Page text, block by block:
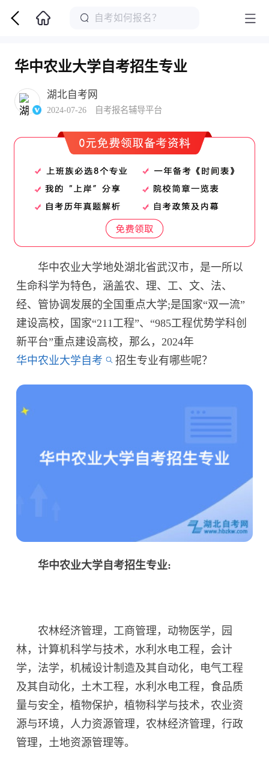
华中农业大学自考招生专业
湖北自考网
2024-07-26 自考报名辅导平台
华中农业大学地处湖北省武汉市，是一所以
生命科学为特色，涵盖农、理、工、文、法、
经、管协调发展的全国重点大学;是国家“双一流”
建设高校，国家“211工程”、“985工程优势学科创
新平台”重点建设高校，那么，2024年
华中农业大学自考
招生专业有哪些呢？
华中农业大学自考招生专业:
农林经济管理，工商管理，动物医学，园
林，计算机科学与技术，水利水电工程，会计
学，法学，机械设计制造及其自动化，电气工程
及其自动化，土木工程，水利水电工程，食品质
量与安全，植物保护，植物科学与技术，农业资
源与环境，人力资源管理，农林经济管理，行政
管理，土地资源管理等。